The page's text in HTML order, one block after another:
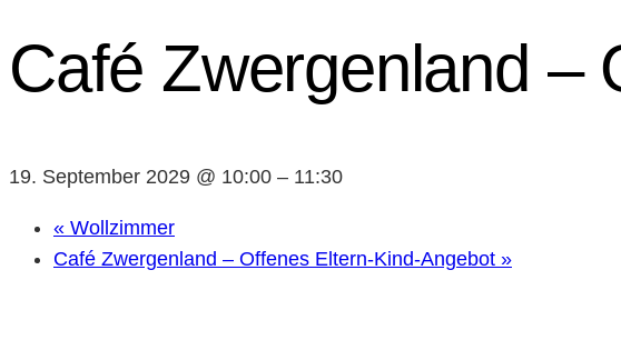
Café Zwergenland –
19. September 2029 @ 10:00 – 11:30
« Wollzimmer
Café Zwergenland – Offenes Eltern-Kind-Angebot »